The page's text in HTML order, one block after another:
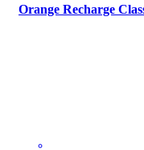
Orange Recharge